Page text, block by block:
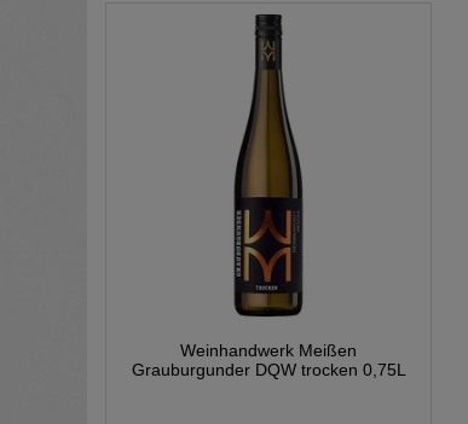
Weinhandwerk Meißen
Grauburgunder DQW trocken 0,75L